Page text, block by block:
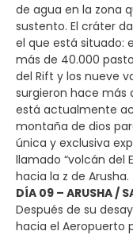
de agua en la zona
sustento. El cráter
el que está situado:
más de 40.000
del Rift y los nueve
surgieron hace más
está actualmente
montaña de dios
única y exclusiva
llamado “volcán del
hacia la z de Arusha.
DÍA 09 – ARUSHA /
Después de su
hacia el Aeropuerto